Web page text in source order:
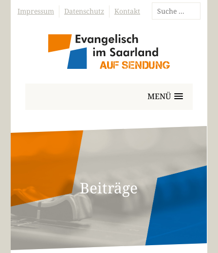
Impressum Datenschutz Kontakt
MENÜ
Beiträge